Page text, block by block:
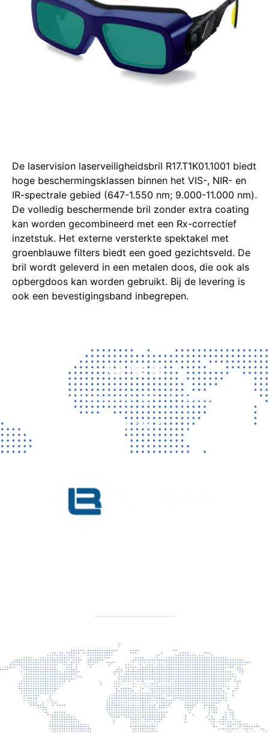
De laservision laserveiligheidsbril R17.T1K01.1001 biedt
hoge beschermingsklassen binnen het VIS-, NIR- en
IR-spectrale gebied (647-1.550 nm; 9.000-11.000 nm).
De volledig beschermende bril zonder extra coating
kan worden gecombineerd met een Rx-correctief
inzetstuk. Het externe versterkte spektakel met
groenblauwe filters biedt een goed gezichtsveld. De
bril wordt geleverd in een metalen doos, die ook als
opbergdoos kan worden gebruikt. Bij de levering is
ook een bevestigingsband inbegrepen.
Contact
Vragen? Neem gerust contact met ons op!
CONTACT
Producten
Laserveiligheid
Over ons
Contact